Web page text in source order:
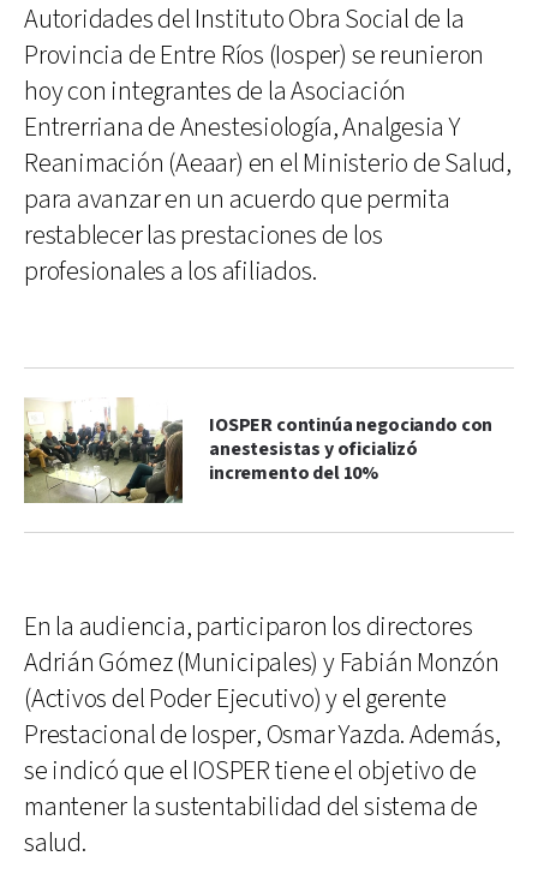
Autoridades del Instituto Obra Social de la
Provincia de Entre Ríos (Iosper) se reunieron
hoy con integrantes de la Asociación
Entrerriana de Anestesiología, Analgesia Y
Reanimación (Aeaar) en el Ministerio de Salud,
para avanzar en un acuerdo que permita
restablecer las prestaciones de los
profesionales a los afiliados.
IOSPER continúa negociando con
anestesistas y oficializó
incremento del 10%
En la audiencia, participaron los directores
Adrián Gómez (Municipales) y Fabián Monzón
(Activos del Poder Ejecutivo) y el gerente
Prestacional de Iosper, Osmar Yazda. Además,
se indicó que el IOSPER tiene el objetivo de
mantener la sustentabilidad del sistema de
salud.